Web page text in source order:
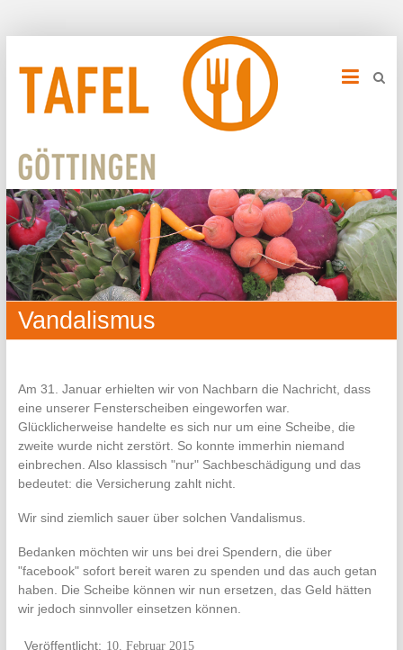
Vandalismus
Am 31. Januar erhielten wir von Nachbarn die Nachricht, dass
eine unserer Fensterscheiben eingeworfen war.
Glücklicherweise handelte es sich nur um eine Scheibe, die
zweite wurde nicht zerstört. So konnte immerhin niemand
einbrechen. Also klassisch "nur" Sachbeschädigung und das
bedeutet: die Versicherung zahlt nicht.
Wir sind ziemlich sauer über solchen Vandalismus.
Bedanken möchten wir uns bei drei Spendern, die über
"facebook" sofort bereit waren zu spenden und das auch getan
haben. Die Scheibe können wir nun ersetzen, das Geld hätten
wir jedoch sinnvoller einsetzen können.
10. Februar 2015